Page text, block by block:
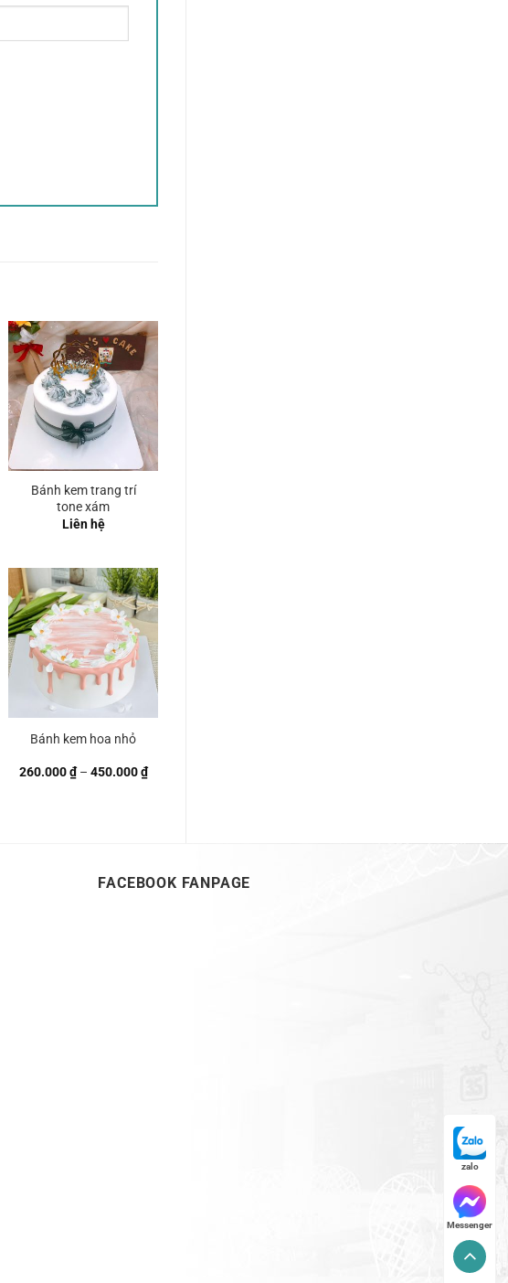
Bánh kem trang trí
tone xám
Liên hệ
Bánh kem hoa nhỏ
260.000₫ – 450.000₫Khoảng
giá:
FACEBOOK FANPAGE
zalo
Messenger